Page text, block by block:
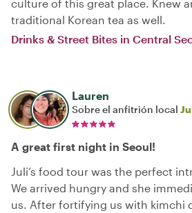
culture of this great place. Knew
traditional Korean tea as well.
Drinks & Street Bites in Central
Lauren
Sobre el anfitrión local
A great first night in Seoul!
Juli’s food tour was the perfect
We arrived hungry and she
us. After fortifying us with kimchi